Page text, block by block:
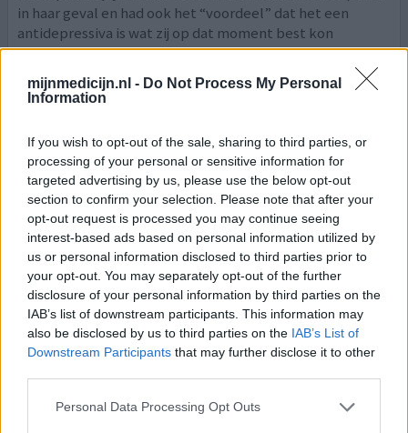
mijnmedicijn.nl - Do Not Process My Personal
Information
If you wish to opt-out of the sale, sharing to third parties, or
processing of your personal or sensitive information for
targeted advertising by us, please use the below opt-out
section to confirm your selection. Please note that after your
opt-out request is processed you may continue seeing
interest-based ads based on personal information utilized by
us or personal information disclosed to third parties prior to
your opt-out. You may separately opt-out of the further
disclosure of your personal information by third parties on the
IAB’s list of downstream participants. This information may
also be disclosed by us to third parties on the IAB’s List of
Downstream Participants that may further disclose it to other
Personal Data Processing Opt Outs
in haar geval en had ook het “voordeel” dat het een
antidepressiva is wat zij op dat moment best kon
gebruiken. Nu na acht jaar is zij gelukkig nog steeds vrij
van non-Hodgkin. Het enige bijverschijnsel dat zij ov
[lees
meer...]
geef mening 0 reacties
Amitriptyline
12-10-2023 | Vrouw | 63
amitriptyline (10mg)
Zenuwpijn
Effectiviteit
Hoeveelheid bijwerkingen
Bij mij is de ziekte neuralgische amyotrofie vastgesteld
en ik heb in een periode van een week of 5 niet kunnen
slapen van de extreme pijn die erger werd in de avond en